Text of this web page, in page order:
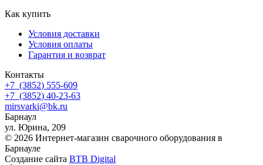
Как купить
Условия доставки
Условия оплаты
Гарантия и возврат
Контакты
+7 (3852) 555-609
+7 (3852) 40-23-63
mirsvarki@bk.ru
Барнаул
ул. Юрина, 209
© 2026 Интернет-магазин сварочного оборудования в
Барнауле
Создание сайта BTB Digital